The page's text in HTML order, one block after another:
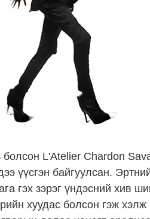
L'Atelier Chardon
үүсгэн байгуулсан.
гэх зэрэг үндэсний хив
хуудас болсон гэж